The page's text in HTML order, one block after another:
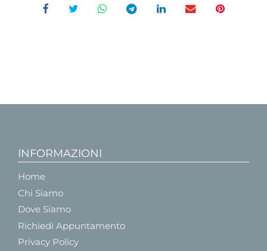
INFORMAZIONI
Home
Chi Siamo
Dove Siamo
Richiedi Appuntamento
Privacy Policy